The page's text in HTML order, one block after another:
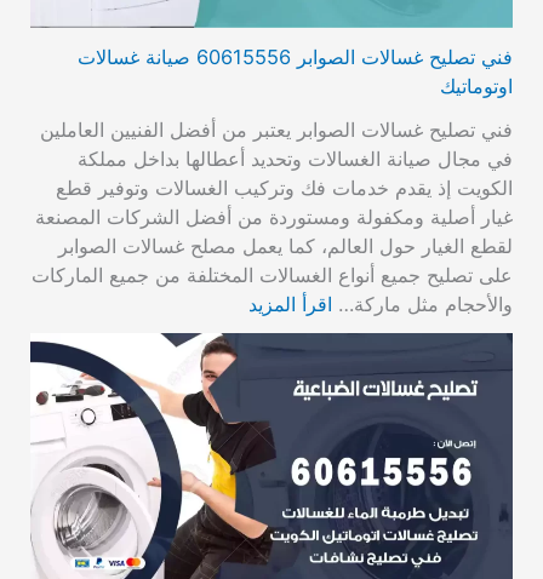
فني تصليح غسالات الصوابر 60615556 صيانة غسالات
اوتوماتيك
فني تصليح غسالات الصوابر يعتبر من أفضل الفنيين العاملين
في مجال صيانة الغسالات وتحديد أعطالها بداخل مملكة
الكويت إذ يقدم خدمات فك وتركيب الغسالات وتوفير قطع
غيار أصلية ومكفولة ومستوردة من أفضل الشركات المصنعة
لقطع الغيار حول العالم، كما يعمل مصلح غسالات الصوابر
على تصليح جميع أنواع الغسالات المختلفة من جميع الماركات
والأحجام مثل ماركة… اقرأ المزيد